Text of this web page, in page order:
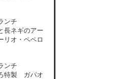
ンチ
長ネギのアー
リオ・ペペロ
ンチ
特製 ガパオ